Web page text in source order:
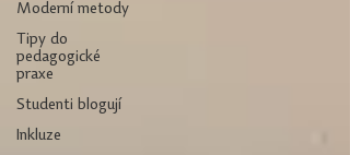
Moderní metody
Tipy do
pedagogické
praxe
Studenti blogují
Inkluze